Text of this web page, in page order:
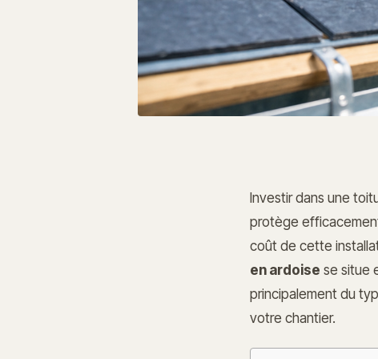
Investir dans une
protège
coût de cette
en ardoise se situe
principalement du
votre chantier.